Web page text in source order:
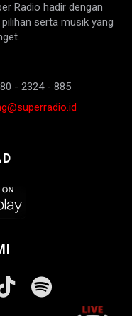
Radio hadir dengan
serta musik yang
- 2324 - 885